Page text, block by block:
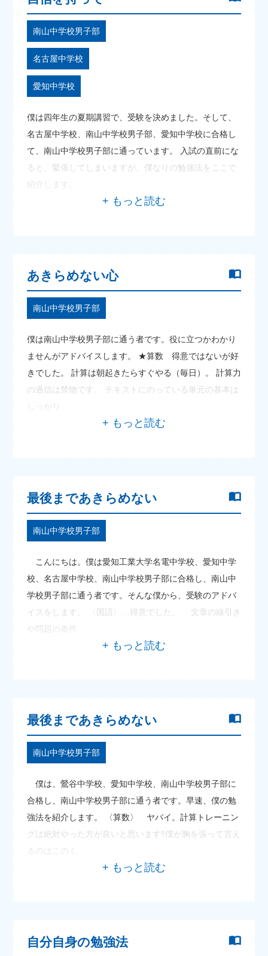
南山中学校男子部
名古屋中学校
愛知中学校
僕は四年生の夏期講習で、受験を決めました。そして、
名古屋中学校、南山中学校男子部、愛知中学校に合格し
て、南山中学校男子部に通っています。 入試の直前にな
ると、緊張してしまいますが、僕なりの勉強法をここで
紹介します。
あきらめない心
南山中学校男子部
僕は南山中学校男子部に通う者です。役に立つかわかり
ませんがアドバイスします。 ★算数 得意ではないが好
きでした。 計算は朝起きたらすぐやる（毎日）。 計算力
の過信は禁物です。 テキストにのっている単元の基本は
しっかり
最後まであきらめない
南山中学校男子部
こんにちは。僕は愛知工業大学名電中学校、愛知中学
校、名古屋中学校、南山中学校男子部に合格し、南山中
学校男子部に通う者です。そんな僕から、受験のアドバ
イスをします。 〈国語〉…得意でした。 文章の線引き
や問題の条件
最後まであきらめない
南山中学校男子部
僕は、鶯谷中学校、愛知中学校、南山中学校男子部に
合格し、南山中学校男子部に通う者です。早速、僕の勉
強法を紹介します。 〈算数〉 ヤバイ。計算トレーニン
グは絶対やった方が良いと思います‼僕が胸を張って言え
るのはこのく
自分自身の勉強法